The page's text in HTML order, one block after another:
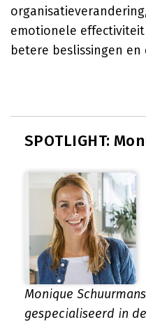
emotionele
betere beslissingen en
SPOTLIGHT:
Monique
gespecialiseerd in